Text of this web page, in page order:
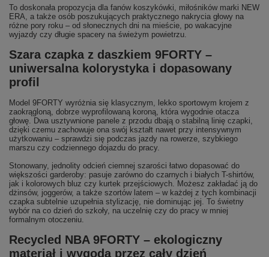
To doskonała propozycja dla fanów koszykówki, miłośników marki NEW
ERA, a także osób poszukujących praktycznego nakrycia głowy na
różne pory roku – od słonecznych dni na mieście, po wakacyjne
wyjazdy czy długie spacery na świeżym powietrzu.
Szara czapka z daszkiem 9FORTY –
uniwersalna kolorystyka i dopasowany
profil
Model 9FORTY wyróżnia się klasycznym, lekko sportowym krojem z
zaokrągloną, dobrze wyprofilowaną koroną, która wygodnie otacza
głowę. Dwa usztywnione panele z przodu dbają o stabilną linię czapki,
dzięki czemu zachowuje ona swój kształt nawet przy intensywnym
użytkowaniu – sprawdzi się podczas jazdy na rowerze, szybkiego
marszu czy codziennego dojazdu do pracy.
Stonowany, jednolity odcień ciemnej szarości łatwo dopasować do
większości garderoby: pasuje zarówno do czarnych i białych T-shirtów,
jak i kolorowych bluz czy kurtek przejściowych. Możesz zakładać ją do
dżinsów, joggerów, a także szortów latem – w każdej z tych kombinacji
czapka subtelnie uzupełnia stylizację, nie dominując jej. To świetny
wybór na co dzień do szkoły, na uczelnię czy do pracy w mniej
formalnym otoczeniu.
Recycled NBA 9FORTY – ekologiczny
materiał i wygoda przez cały dzień